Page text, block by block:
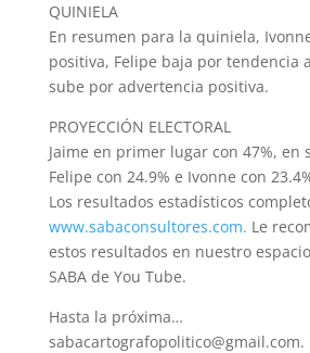
QUINIELA
En resumen para la quiniela,
positiva, Felipe baja por tendencia
sube por advertencia positiva.
PROYECCIÓN ELECTORAL
Jaime en primer lugar con 47%, en
Felipe con 24.9% e Ivonne con
Los resultados estadísticos
www.sabaconsultores.com. Le
estos resultados en nuestro
SABA de You Tube.
Hasta la próxima…
sabacartografopolitico@gmail.com.